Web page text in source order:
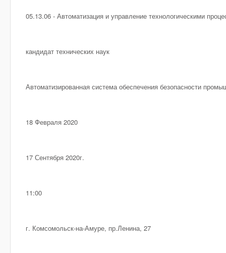
05.13.06 - Автоматизация и управление технологическими
кандидат технических наук
Автоматизированная система обеспечения безопасности
18 Февраля 2020
17 Сентября 2020г.
11:00
г. Комсомольск-на-Амуре, пр.Ленина, 27